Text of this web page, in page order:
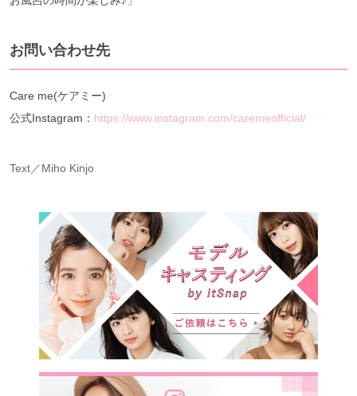
お問い合わせ先
Care me(ケアミー)
公式Instagram： https://www.instagram.com/caremeofficial/
Text／Miho Kinjo